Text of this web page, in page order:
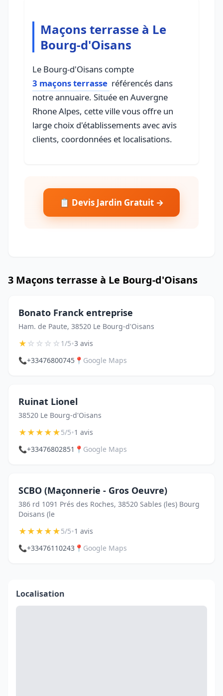
Maçons terrasse à Le
Bourg-d'Oisans
Le Bourg-d'Oisans compte
3 maçons terrasse référencés dans
notre annuaire. Située en Auvergne
Rhone Alpes, cette ville vous offre un
large choix d'établissements avec avis
clients, coordonnées et localisations.
📋 Devis Jardin Gratuit →
3 Maçons terrasse à Le Bourg-d'Oisans
Bonato Franck entreprise
Ham. de Paute, 38520 Le Bourg-d'Oisans
★☆☆☆☆1/5•3 avis
📞+33476800745 📍 Google Maps
Ruinat Lionel
38520 Le Bourg-d'Oisans
★★★★★5/5•1 avis
📞+33476802851 📍 Google Maps
SCBO (Maçonnerie - Gros Oeuvre)
386 rd 1091 Prés des Roches, 38520 Sables (les) Bourg
Doisans (le
★★★★★5/5•1 avis
📞+33476110243 📍 Google Maps
Localisation